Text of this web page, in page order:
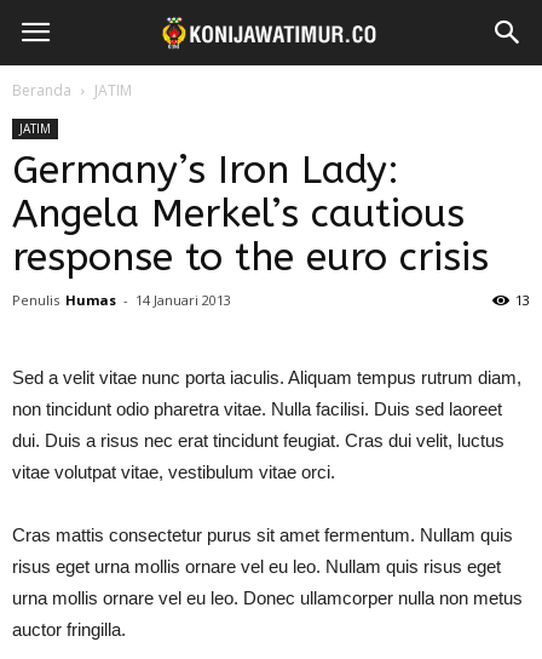
Beranda JATIM
JATIM
Germany’s Iron Lady:
Angela Merkel’s cautious
response to the euro crisis
Penulis Humas - 14 Januari 2013 13
Sed a velit vitae nunc porta iaculis. Aliquam tempus rutrum diam,
non tincidunt odio pharetra vitae. Nulla facilisi. Duis sed laoreet
dui. Duis a risus nec erat tincidunt feugiat. Cras dui velit, luctus
vitae volutpat vitae, vestibulum vitae orci.
Cras mattis consectetur purus sit amet fermentum. Nullam quis
risus eget urna mollis ornare vel eu leo. Nullam quis risus eget
urna mollis ornare vel eu leo. Donec ullamcorper nulla non metus
auctor fringilla.